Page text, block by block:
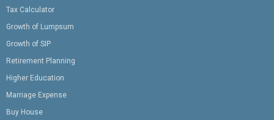
Tax Calculator
Growth of Lumpsum
Growth of SIP
Retirement Planning
Higher Education
Marriage Expense
Buy House